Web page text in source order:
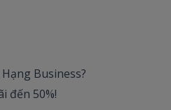
Business?
đến 50%!